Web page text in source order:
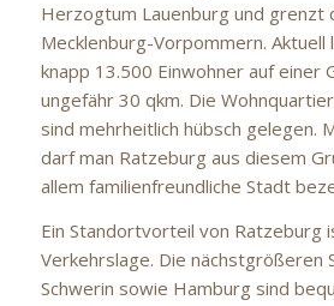
Herzogtum Lauenburg und grenzt
Mecklenburg-Vorpommern. Aktuell
knapp 13.500 Einwohner auf einer
ungefähr 30 qkm. Die
sind mehrheitlich hübsch gelegen.
darf man Ratzeburg aus diesem
allem familienfreundliche Stadt
Ein Standortvorteil von Ratzeburg
Verkehrslage. Die nächstgrößeren
Schwerin sowie Hamburg sind